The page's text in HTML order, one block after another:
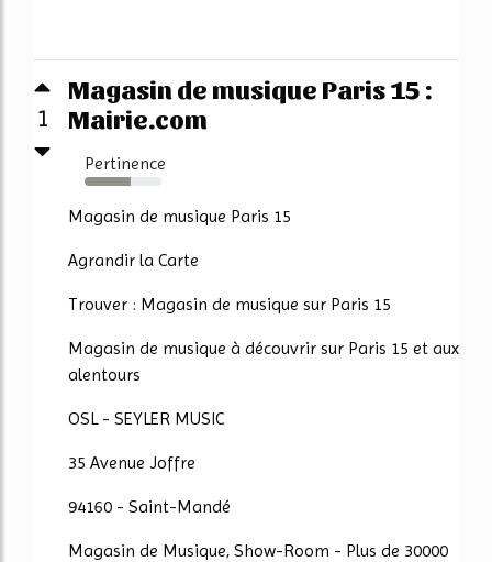
1
Magasin de musique Paris 15 :
Mairie.com
Pertinence
60%
Magasin de musique Paris 15
Agrandir la Carte
Trouver : Magasin de musique sur Paris 15
Magasin de musique à découvrir sur Paris 15 et aux
alentours
OSL - SEYLER MUSIC
35 Avenue Joffre
94160 - Saint-Mandé
Magasin de Musique, Show-Room - Plus de 30000